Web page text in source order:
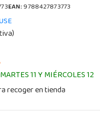
EAN:9788427873773
MARTES 11 Y MIÉRCOLES 12
recoger en tienda